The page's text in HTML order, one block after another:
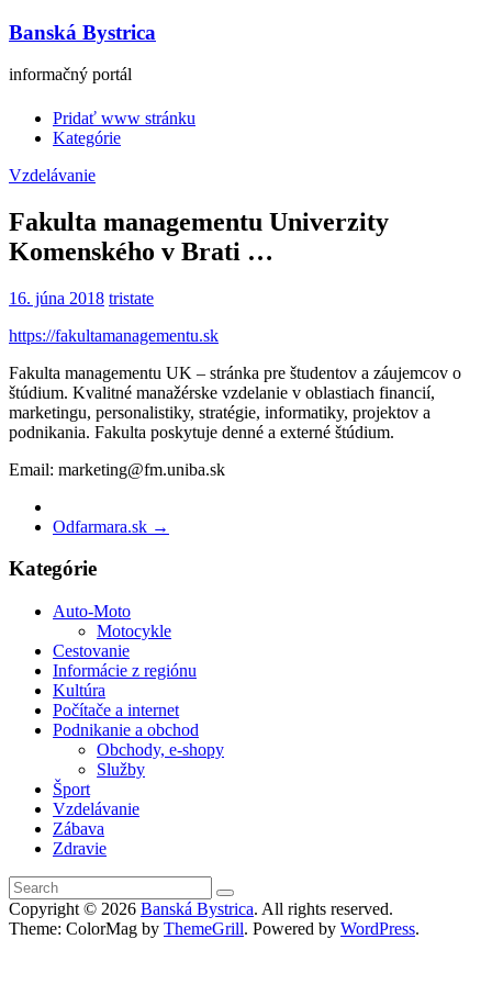
Banská Bystrica
informačný portál
Pridať www stránku
Kategórie
Vzdelávanie
Fakulta managementu Univerzity
Komenského v Brati …
16. júna 2018 tristate
https://fakultamanagementu.sk
Fakulta managementu UK – stránka pre študentov a záujemcov o
štúdium. Kvalitné manažérske vzdelanie v oblastiach financií,
marketingu, personalistiky, stratégie, informatiky, projektov a
podnikania. Fakulta poskytuje denné a externé štúdium.
Email: marketing@fm.uniba.sk
Odfarmara.sk →
Kategórie
Auto-Moto
Motocykle
Cestovanie
Informácie z regiónu
Kultúra
Počítače a internet
Podnikanie a obchod
Obchody, e-shopy
Služby
Šport
Vzdelávanie
Zábava
Zdravie
Copyright © 2026 Banská Bystrica. All rights reserved.
Theme: ColorMag by ThemeGrill. Powered by WordPress.